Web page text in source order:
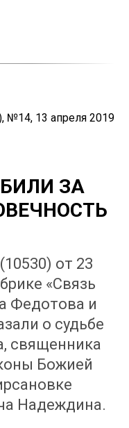
№14, 13 апреля 2019
ЗА
от 23
«Связь
Федотова и
о судьбе
священника
Божией
Надеждина.